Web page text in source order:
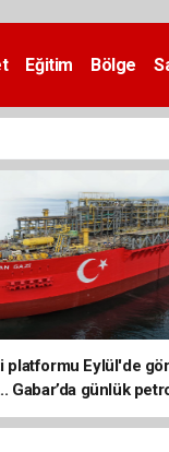
Eğitim Bölge
platformu Eylül'de
Gabar’da günlük
200 varile ulaştı